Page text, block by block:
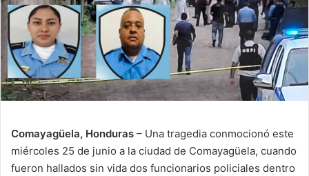
Comayagüela, Honduras – Una tragedia conmocionó este
miércoles 25 de junio a la ciudad de Comayagüela, cuando
fueron hallados sin vida dos funcionarios policiales dentro